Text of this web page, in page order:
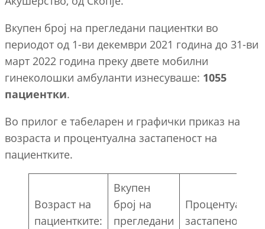
Вкупен број на прегледани пациентки во
периодот од 1-ви декември 2021 година до 31-ви
март 2022 година преку двете мобилни
гинеколошки амбуланти изнесуваше: 1055
пациентки.
Во прилог е табеларен и графички приказ на
возраста и процентуална застапеност на
пациентките.
Возраст на
пациентките:
Вкупен
број на
прегледани
Процентуална
застапеност: